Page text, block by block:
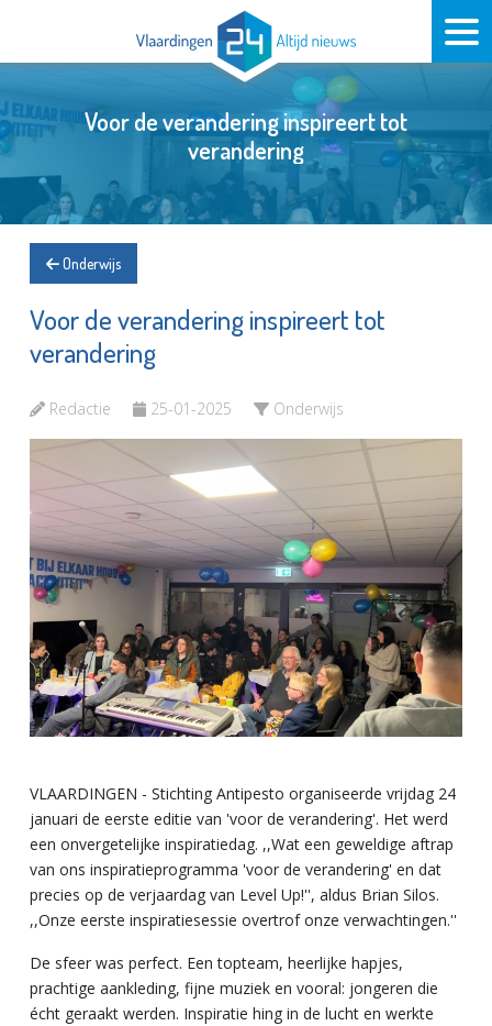
Voor de verandering inspireert tot
verandering
Onderwijs
Voor de verandering inspireert tot
verandering
Redactie 25-01-2025 Onderwijs
VLAARDINGEN - Stichting Antipesto organiseerde vrijdag 24
januari de eerste editie van 'voor de verandering'. Het werd
een onvergetelijke inspiratiedag. ,,Wat een geweldige aftrap
van ons inspiratieprogramma 'voor de verandering' en dat
precies op de verjaardag van Level Up!'', aldus Brian Silos.
,,Onze eerste inspiratiesessie overtrof onze verwachtingen.''
De sfeer was perfect. Een topteam, heerlijke hapjes,
prachtige aankleding, fijne muziek en vooral: jongeren die
écht geraakt werden. Inspiratie hing in de lucht en werkte